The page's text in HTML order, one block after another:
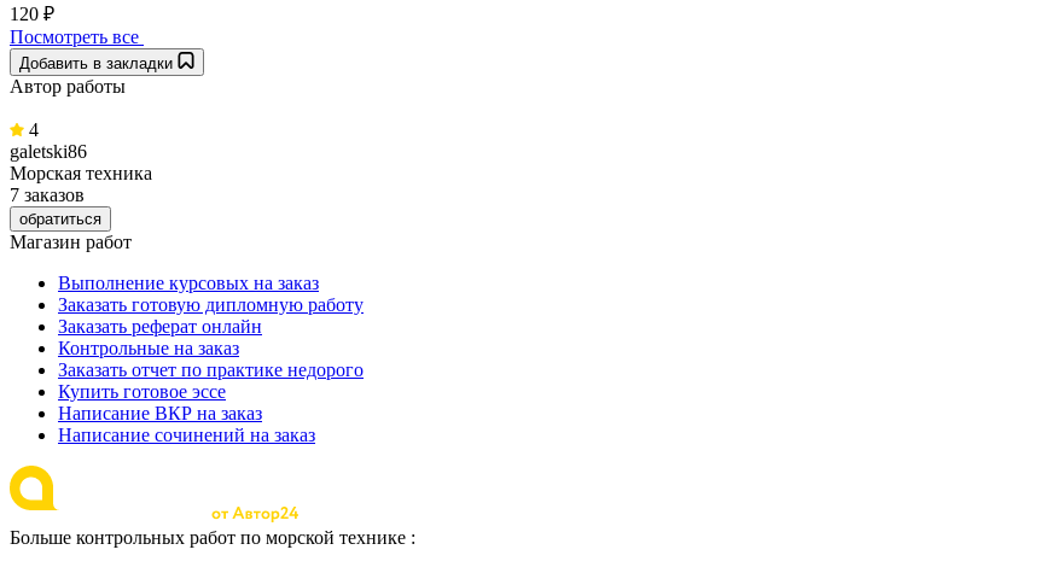
120 ₽
Посмотреть все
Добавить в закладки
Автор работы
4
galetski86
Морская техника
7 заказов
обратиться
Магазин работ
Выполнение курсовых на заказ
Заказать готовую дипломную работу
Заказать реферат онлайн
Контрольные на заказ
Заказать отчет по практике недорого
Купить готовое эссе
Написание ВКР на заказ
Написание сочинений на заказ
Больше контрольных работ по морской технике :